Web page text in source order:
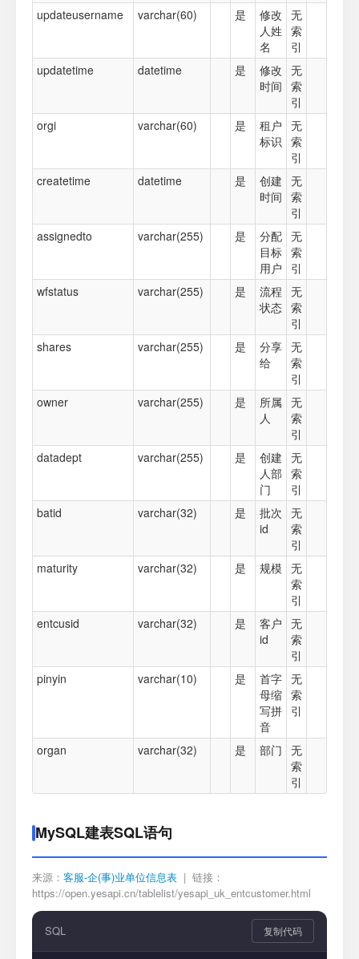
updateusername
varchar(60) 是
修改
人姓
名
无
索
引
updatetime
datetime 是
修改
时间
无
索
引
orgi
varchar(60) 是
租户
标识
无
索
引
createtime
datetime 是
创建
时间
无
索
引
assignedto
varchar(255) 是
分配
目标
用户
无
索
引
wfstatus
varchar(255) 是
流程
状态
无
索
引
shares
varchar(255) 是
分享
给
无
索
引
owner
varchar(255) 是
所属
人
无
索
引
datadept
varchar(255) 是
创建
人部
门
无
索
引
batid
varchar(32) 是
批次
id
无
索
引
maturity
varchar(32) 是 规模 无
索
引
entcusid
varchar(32) 是
客户
id
无
索
引
pinyin
varchar(10) 是
首字
母缩
写拼
音
无
索
引
organ varchar(32) 是 部门 无
索
引
MySQL建表SQL语句
来源： 客服-企(事)业单位信息表 | 链接：
https://open.yesapi.cn/tablelist/yesapi_uk_entcustomer.html
SQL 复制代码